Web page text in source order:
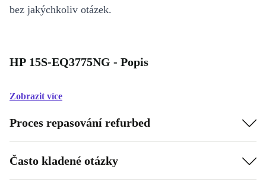
bez jakýchkoliv otázek.
HP 15S-EQ3775NG - Popis
Zobrazit více
Proces repasování refurbed
Často kladené otázky